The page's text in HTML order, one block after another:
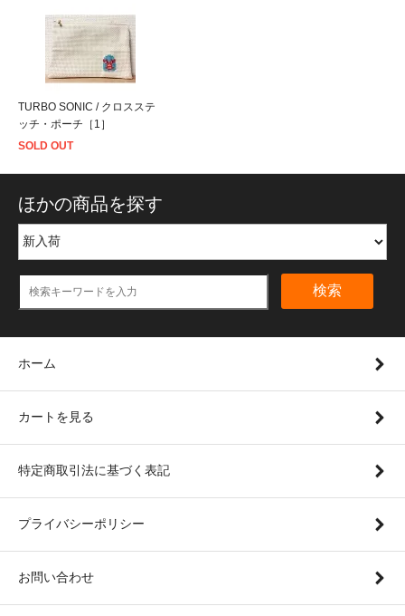
TURBO SONIC / クロスステ
ッチ・ポーチ［1］
SOLD OUT
ほかの商品を探す
検索
ホーム
カートを見る
特定商取引法に基づく表記
プライバシーポリシー
お問い合わせ